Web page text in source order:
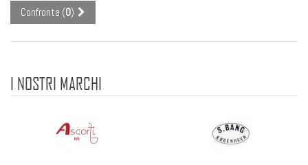
Confronta (0)
I NOSTRI MARCHI